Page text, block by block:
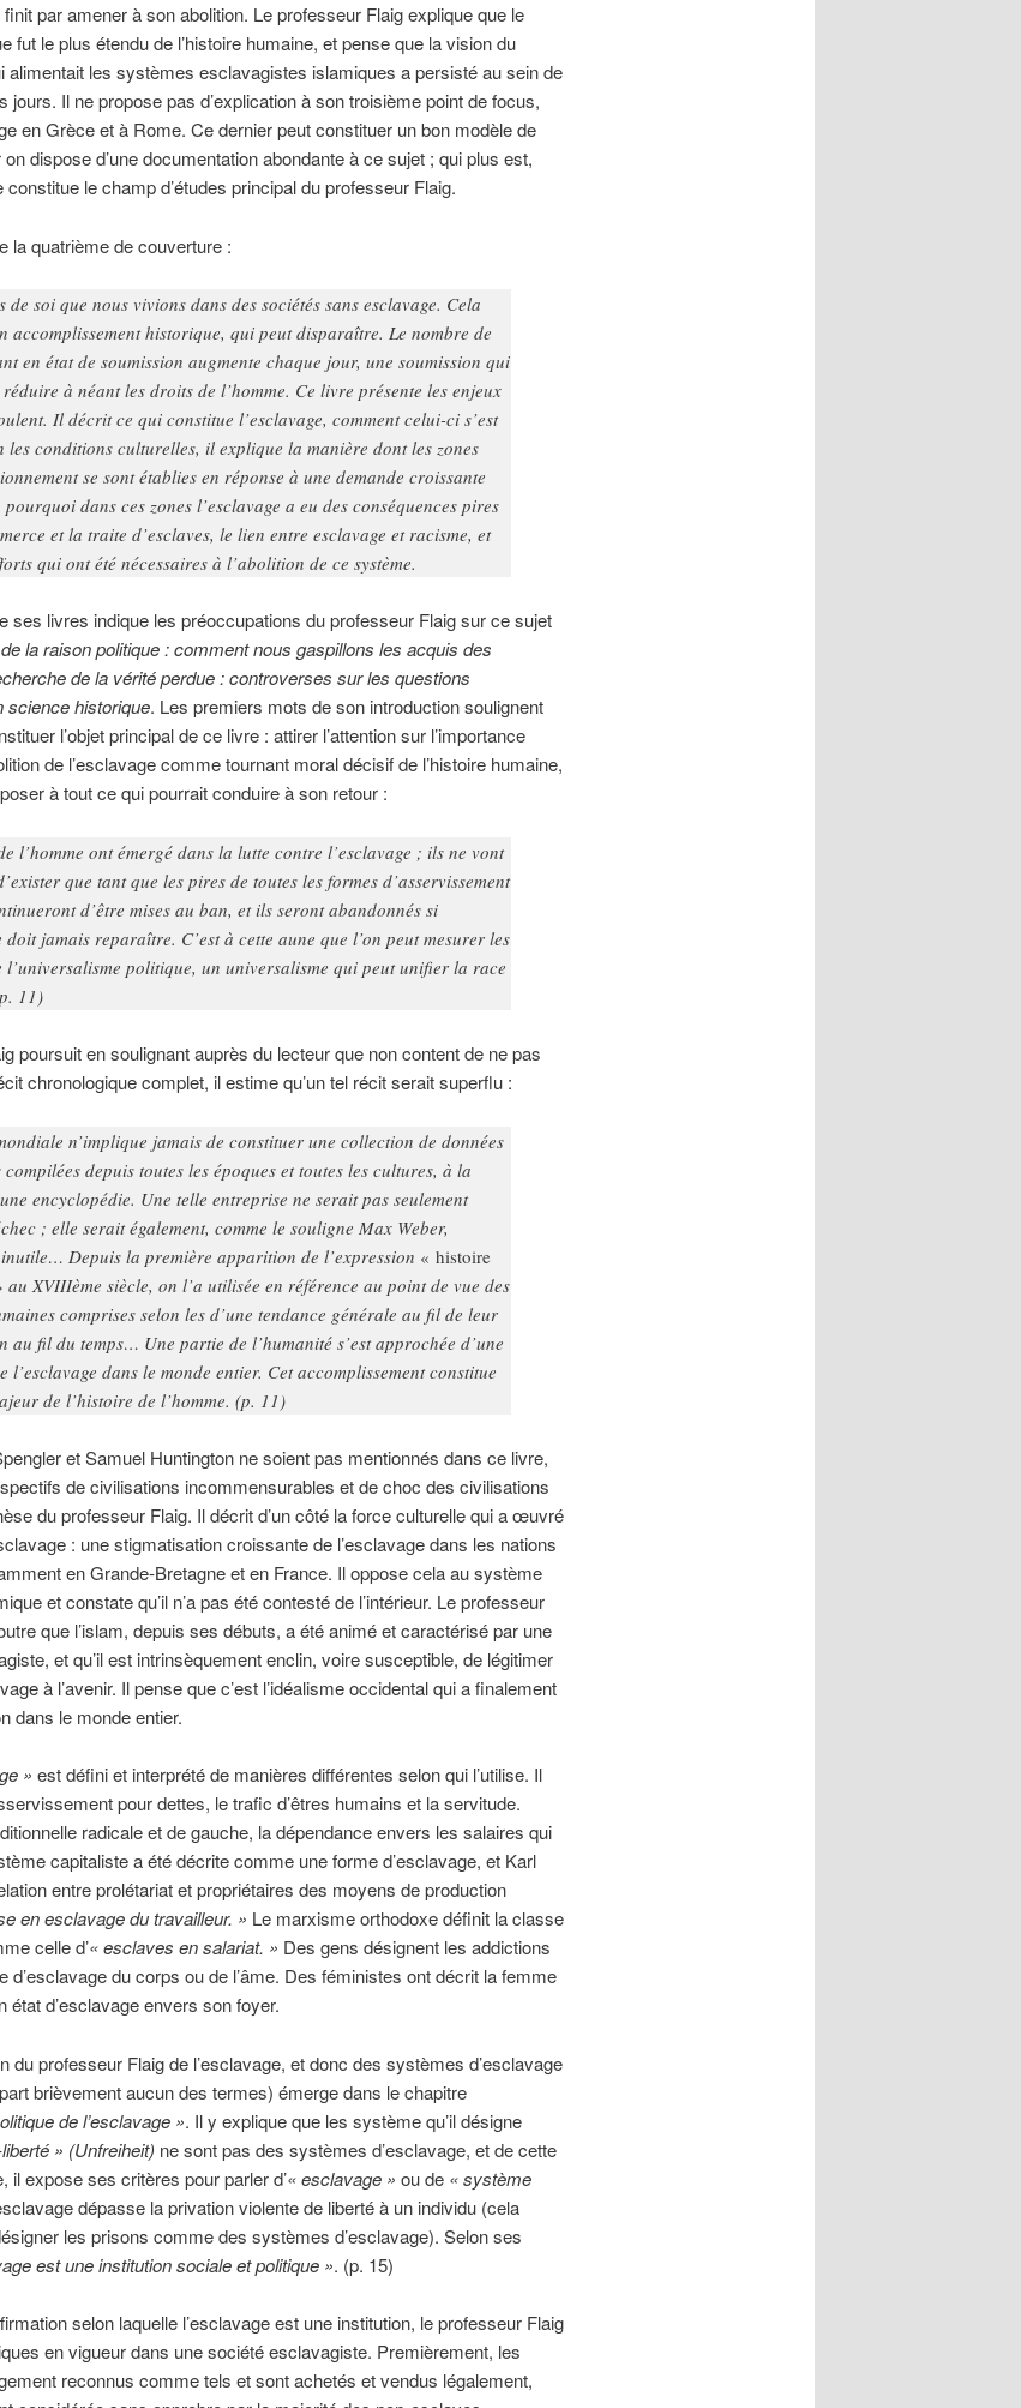
par amener à son abolition. Le professeur Flaig explique que le
fut le plus étendu de l’histoire humaine, et pense que la vision du
alimentait les systèmes esclavagistes islamiques a persisté au sein de
jours. Il ne propose pas d’explication à son troisième point de focus,
en Grèce et à Rome. Ce dernier peut constituer un bon modèle de
dispose d’une documentation abondante à ce sujet ; qui plus est,
constitue le champ d’études principal du professeur Flaig.
la quatrième de couverture :
de soi que nous vivions dans des sociétés sans esclavage. Cela
accomplissement historique, qui peut disparaître. Le nombre de
en état de soumission augmente chaque jour, une soumission qui
à néant les droits de l’homme. Ce livre présente les enjeux
Il décrit ce qui constitue l’esclavage, comment celui-ci s’est
les conditions culturelles, il explique la manière dont les zones
se sont établies en réponse à une demande croissante
pourquoi dans ces zones l’esclavage a eu des conséquences pires
et la traite d’esclaves, le lien entre esclavage et racisme, et
qui ont été nécessaires à l’abolition de ce système.
ses livres indique les préoccupations du professeur Flaig sur ce sujet
la raison politique : comment nous gaspillons les acquis des
de la vérité perdue : controverses sur les questions
science historique. Les premiers mots de son introduction soulignent
l’objet principal de ce livre : attirer l’attention sur l’importance
de l’esclavage comme tournant moral décisif de l’histoire humaine,
à tout ce qui pourrait conduire à son retour :
l’homme ont émergé dans la lutte contre l’esclavage ; ils ne vont
que tant que les pires de toutes les formes d’asservissement
d’être mises au ban, et ils seront abandonnés si
doit jamais reparaître. C’est à cette aune que l’on peut mesurer les
l’universalisme politique, un universalisme qui peut unifier la race
11)
poursuit en soulignant auprès du lecteur que non content de ne pas
chronologique complet, il estime qu’un tel récit serait superflu :
n’implique jamais de constituer une collection de données
depuis toutes les époques et toutes les cultures, à la
encyclopédie. Une telle entreprise ne serait pas seulement
; elle serait également, comme le souligne Max Weber,
Depuis la première apparition de l’expression « histoire
au XVIIIème siècle, on l’a utilisée en référence au point de vue des
comprises selon les d’une tendance générale au fil de leur
au fil du temps… Une partie de l’humanité s’est approchée d’une
l’esclavage dans le monde entier. Cet accomplissement constitue
de l’histoire de l’homme. (p. 11)
et Samuel Huntington ne soient pas mentionnés dans ce livre,
de civilisations incommensurables et de choc des civilisations
du professeur Flaig. Il décrit d’un côté la force culturelle qui a œuvré
: une stigmatisation croissante de l’esclavage dans les nations
en Grande-Bretagne et en France. Il oppose cela au système
et constate qu’il n’a pas été contesté de l’intérieur. Le professeur
que l’islam, depuis ses débuts, a été animé et caractérisé par une
et qu’il est intrinsèquement enclin, voire susceptible, de légitimer
à l’avenir. Il pense que c’est l’idéalisme occidental qui a finalement
dans le monde entier.
» est défini et interprété de manières différentes selon qui l’utilise. Il
pour dettes, le trafic d’êtres humains et la servitude.
radicale et de gauche, la dépendance envers les salaires qui
capitaliste a été décrite comme une forme d’esclavage, et Karl
entre prolétariat et propriétaires des moyens de production
en esclavage du travailleur. » Le marxisme orthodoxe définit la classe
celle d’« esclaves en salariat. » Des gens désignent les addictions
d’esclavage du corps ou de l’âme. Des féministes ont décrit la femme
état d’esclavage envers son foyer.
du professeur Flaig de l’esclavage, et donc des systèmes d’esclavage
brièvement aucun des termes) émerge dans le chapitre
de l’esclavage ». Il y explique que les système qu’il désigne
» (Unfreiheit) ne sont pas des systèmes d’esclavage, et de cette
il expose ses critères pour parler d’« esclavage » ou de « système
dépasse la privation violente de liberté à un individu (cela
les prisons comme des systèmes d’esclavage). Selon ses
est une institution sociale et politique ». (p. 15)
selon laquelle l’esclavage est une institution, le professeur Flaig
en vigueur dans une société esclavagiste. Premièrement, les
reconnus comme tels et sont achetés et vendus légalement,